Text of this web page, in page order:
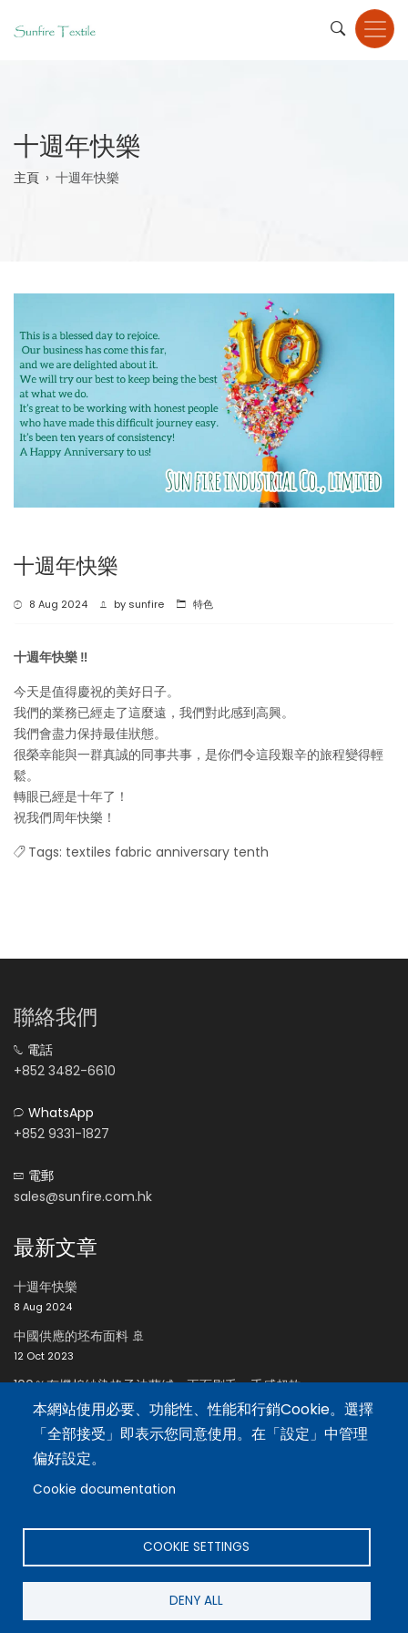
十週年快樂
Breadcrumb
主頁 十週年快樂
十週年快樂
8 Aug 2024 by sunfire 特色
十週年快樂 ‼️
今天是值得慶祝的美好日子。
我們的業務已經走了這麼遠，我們對此感到高興。
我們會盡力保持最佳狀態。
很榮幸能與一群真誠的同事共事，是你們令這段艱辛的旅程變得輕
鬆。
轉眼已經是十年了！
祝我們周年快樂！
Tags: textiles fabric anniversary tenth
本網站使用必要、功能性、性能和行銷Cookie。選擇
「全部接受」即表示您同意使用。在「設定」中管理
偏好設定。
Cookie documentation
COOKIE SETTINGS
DENY ALL
聯絡我們
電話
+852 3482-6610
WhatsApp
+852 9331-1827
電郵
sales@sunfire.com.hk
最新文章
十週年快樂
8 Aug 2024
中國供應的坯布面料 🚢
12 Oct 2023
100％有機棉紗染格子法蘭絨，兩面刷毛，手感超軟
24 Oct 2023
招聘區
招聘
English